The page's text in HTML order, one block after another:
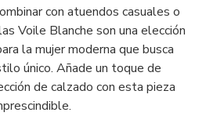
con atuendos casuales o
Voile Blanche son una elección
la mujer moderna que busca
único. Añade un toque de
de calzado con esta pieza